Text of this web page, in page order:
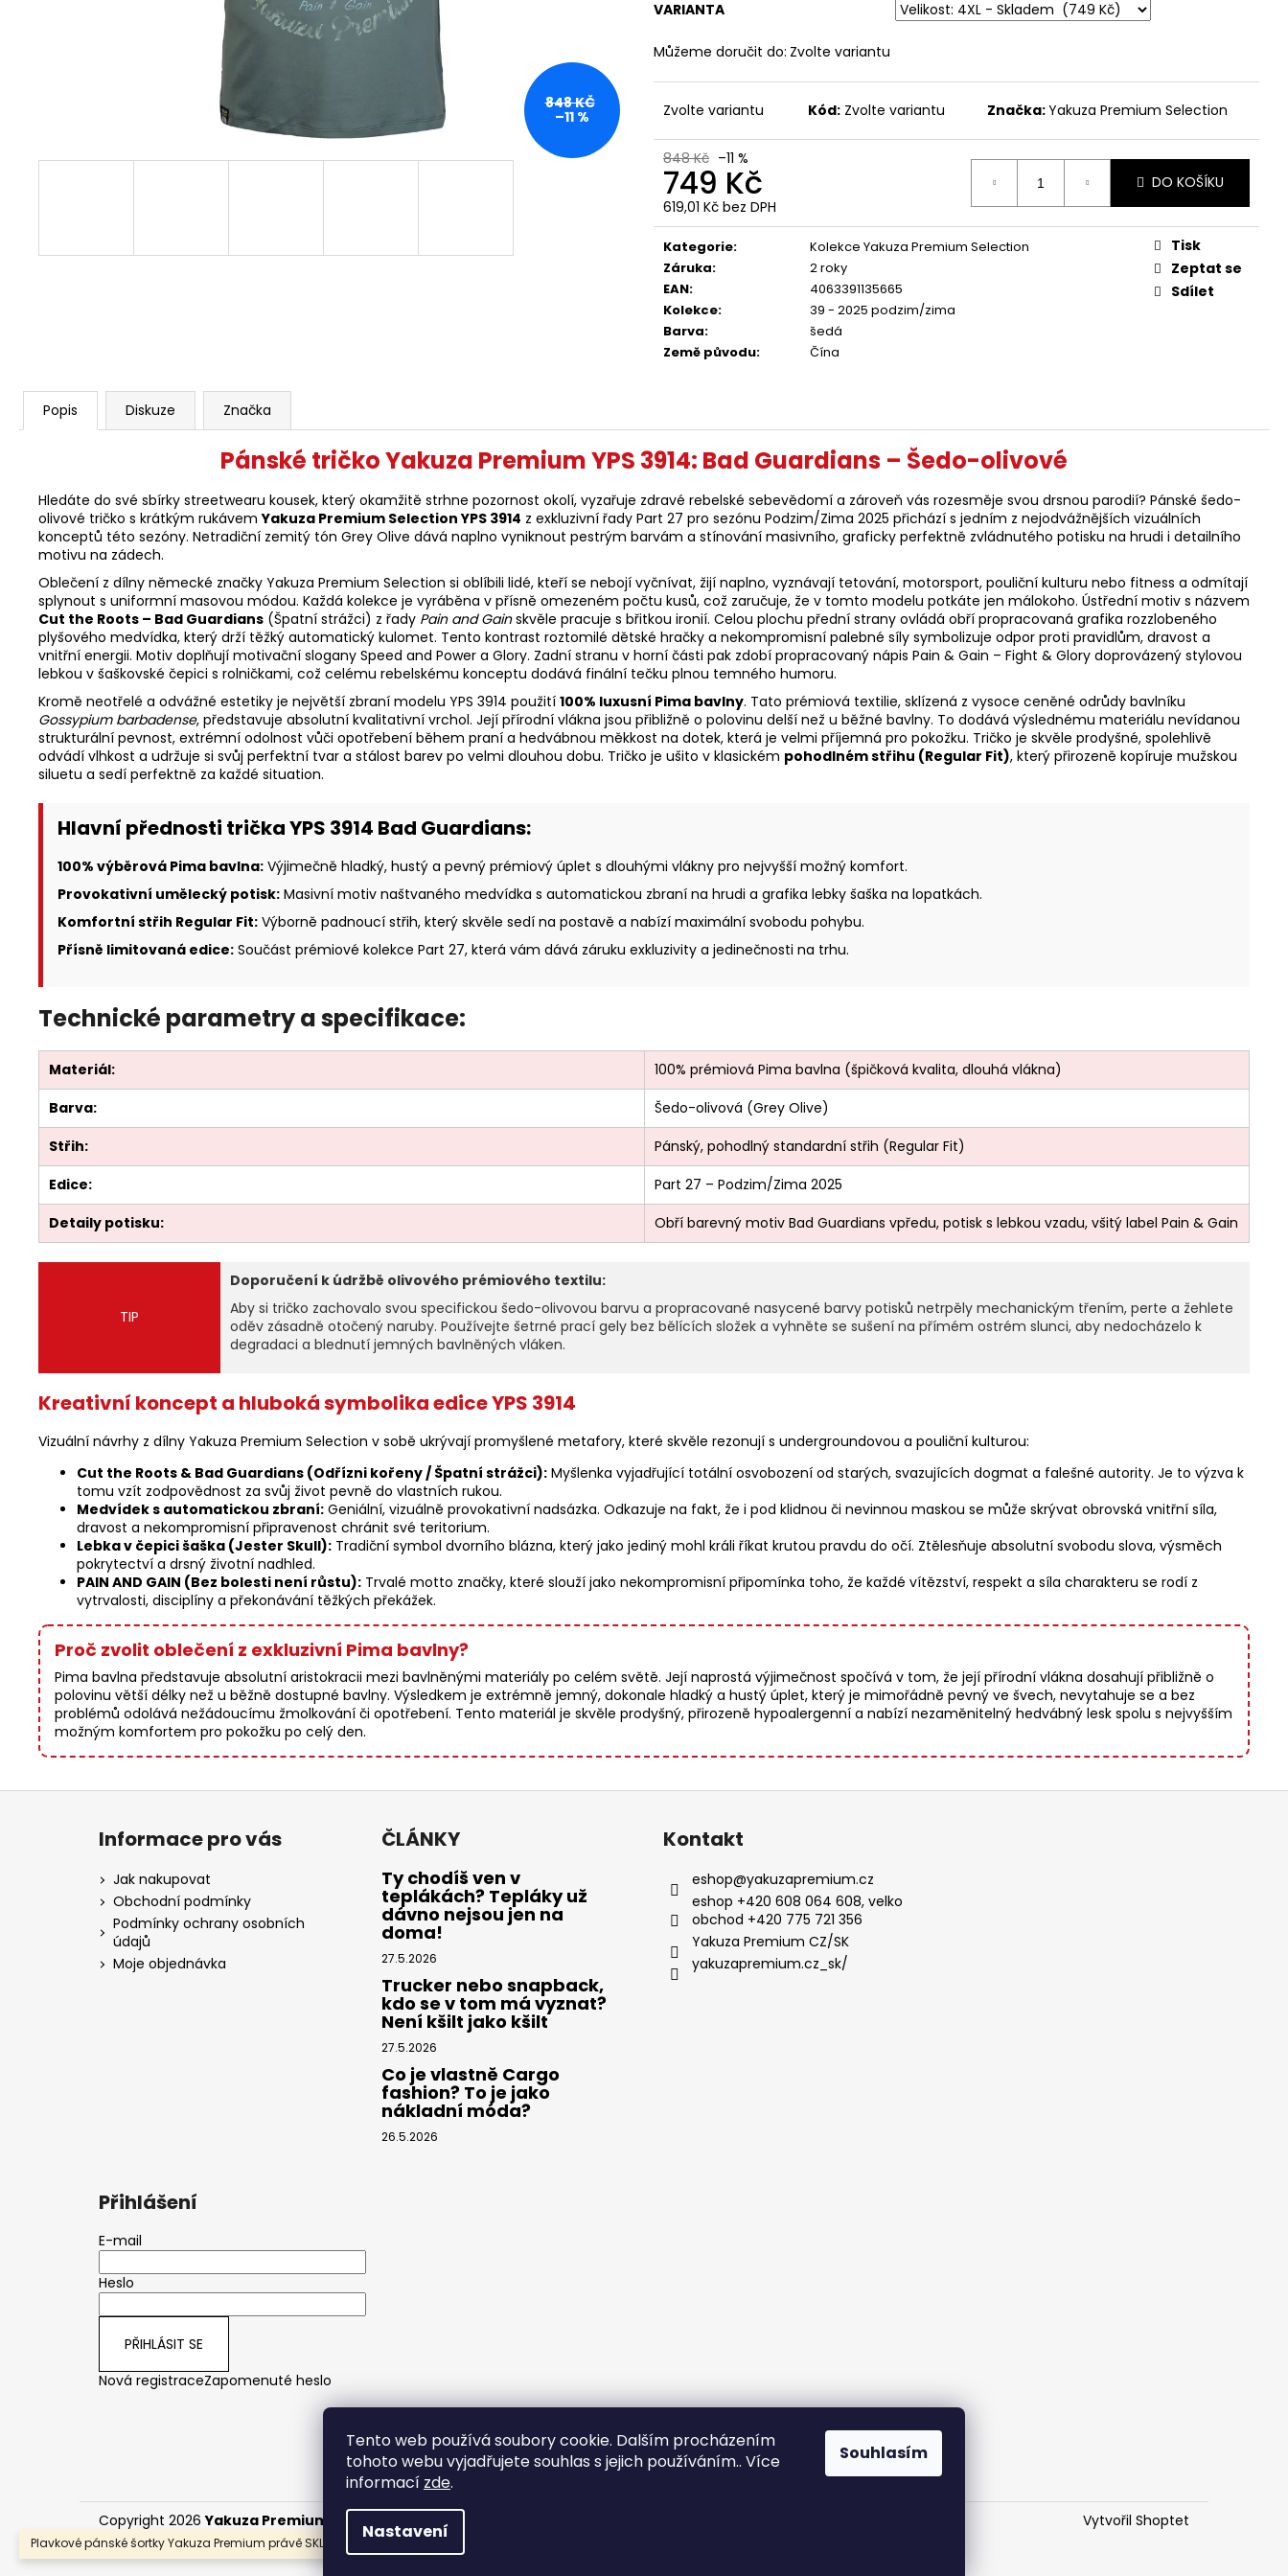
Tento web používá soubory cookie. Dalším procházením
tohoto webu vyjadřujete souhlas s jejich používáním.. Více
informací zde.
Nastavení
Souhlasím
Plavkové pánské šortky Yakuza Premium právě SKLADEM
VARIANTA
Můžeme doručit do: Zvolte variantu
Zvolte variantu Kód: Zvolte variantu Značka:Yakuza Premium Selection
848 Kč –11 %
749 Kč
619,01 Kč bez DPH
Měrná
cena:
DO KOŠÍKU
Kategorie:
Kolekce Yakuza Premium Selection
Záruka:
2 roky
EAN:
4063391135665
Kolekce:
39 - 2025 podzim/zima
Barva:
šedá
Země původu: Čína
Tisk
Zeptat se
Sdílet
848 KČ
–11 %
Popis Diskuze Značka
Pánské tričko Yakuza Premium YPS 3914: Bad Guardians – Šedo-olivové
Hledáte do své sbírky streetwearu kousek, který okamžitě strhne pozornost okolí, vyzařuje zdravé rebelské sebevědomí a zároveň vás rozesměje svou drsnou parodií? Pánské šedo-
olivové tričko s krátkým rukávemYakuza Premium Selection YPS 3914 z exkluzivní řady Part 27 pro sezónu Podzim/Zima 2025 přichází s jedním z nejodvážnějších vizuálních
konceptů této sezóny. Netradiční zemitý tón Grey Olive dává naplno vyniknout pestrým barvám a stínování masivního, graficky perfektně zvládnutého potisku na hrudi i detailního
motivu na zádech.
Oblečení z dílny německé značky Yakuza Premium Selection si oblíbili lidé, kteří se nebojí vyčnívat, žijí naplno, vyznávají tetování, motorsport, pouliční kulturu nebo fitness a odmítají
splynout s uniformní masovou módou. Každá kolekce je vyráběna v přísně omezeném počtu kusů, což zaručuje, že v tomto modelu potkáte jen málokoho. Ústřední motiv s názvem
Cut the Roots – Bad Guardians (Špatní strážci) z řady Pain and Gainskvěle pracuje s břitkou ironií. Celou plochu přední strany ovládá obří propracovaná grafika rozzlobeného
plyšového medvídka, který drží těžký automatický kulomet. Tento kontrast roztomilé dětské hračky a nekompromisní palebné síly symbolizuje odpor proti pravidlům, dravost a
vnitřní energii. Motiv doplňují motivační slogany Speed and Power a Glory. Zadní stranu v horní části pak zdobí propracovaný nápis Pain & Gain – Fight & Glory doprovázený stylovou
lebkou v šaškovské čepici s rolničkami, což celému rebelskému konceptu dodává finální tečku plnou temného humoru.
Kromě neotřelé a odvážné estetiky je největší zbraní modelu YPS 3914 použití 100% luxusní Pima bavlny. Tato prémiová textilie, sklízená z vysoce ceněné odrůdy bavlníku
Gossypium barbadense, představuje absolutní kvalitativní vrchol. Její přírodní vlákna jsou přibližně o polovinu delší než u běžné bavlny. To dodává výslednému materiálu nevídanou
strukturální pevnost, extrémní odolnost vůči opotřebení během praní a hedvábnou měkkost na dotek, která je velmi příjemná pro pokožku. Tričko je skvěle prodyšné, spolehlivě
odvádí vlhkost a udržuje si svůj perfektní tvar a stálost barev po velmi dlouhou dobu. Tričko je ušito v klasickém pohodlném střihu (Regular Fit), který přirozeně kopíruje mužskou
siluetu a sedí perfektně za každé situation.
Hlavní přednosti trička YPS 3914 Bad Guardians:
100% výběrová Pima bavlna: Výjimečně hladký, hustý a pevný prémiový úplet s dlouhými vlákny pro nejvyšší možný komfort.
Provokativní umělecký potisk: Masivní motiv naštvaného medvídka s automatickou zbraní na hrudi a grafika lebky šaška na lopatkách.
Komfortní střih Regular Fit: Výborně padnoucí střih, který skvěle sedí na postavě a nabízí maximální svobodu pohybu.
Přísně limitovaná edice: Součást prémiové kolekce Part 27, která vám dává záruku exkluzivity a jedinečnosti na trhu.
Technické parametry a specifikace:
Materiál:
100% prémiová Pima bavlna (špičková kvalita, dlouhá vlákna)
Barva:
Šedo-olivová (Grey Olive)
Střih:
Pánský, pohodlný standardní střih (Regular Fit)
Edice:
Part 27 – Podzim/Zima 2025
Detaily potisku:
Obří barevný motiv Bad Guardians vpředu, potisk s lebkou vzadu, všitý label Pain & Gain
TIP
Doporučení k údržbě olivového prémiového textilu:
Aby si tričko zachovalo svou specifickou šedo-olivovou barvu a propracované nasycené barvy potisků netrpěly mechanickým třením, perte a žehlete
oděv zásadně otočený naruby. Používejte šetrné prací gely bez bělících složek a vyhněte se sušení na přímém ostrém slunci, aby nedocházelo k
degradaci a blednutí jemných bavlněných vláken.
Kreativní koncept a hluboká symbolika edice YPS 3914
Vizuální návrhy z dílny Yakuza Premium Selection v sobě ukrývají promyšlené metafory, které skvěle rezonují s undergroundovou a pouliční kulturou:
Cut the Roots & Bad Guardians (Odřízni kořeny / Špatní strážci): Myšlenka vyjadřující totální osvobození od starých, svazujících dogmat a falešné autority. Je to výzva k
tomu vzít zodpovědnost za svůj život pevně do vlastních rukou.
Medvídek s automatickou zbraní: Geniální, vizuálně provokativní nadsázka. Odkazuje na fakt, že i pod klidnou či nevinnou maskou se může skrývat obrovská vnitřní síla,
dravost a nekompromisní připravenost chránit své teritorium.
Lebka v čepici šaška (Jester Skull): Tradiční symbol dvorního blázna, který jako jediný mohl králi říkat krutou pravdu do očí. Ztělesňuje absolutní svobodu slova, výsměch
pokrytectví a drsný životní nadhled.
PAIN AND GAIN (Bez bolesti není růstu): Trvalé motto značky, které slouží jako nekompromisní připomínka toho, že každé vítězství, respekt a síla charakteru se rodí z
vytrvalosti, disciplíny a překonávání těžkých překážek.
Proč zvolit oblečení z exkluzivní Pima bavlny?
Pima bavlna představuje absolutní aristokracii mezi bavlněnými materiály po celém světě. Její naprostá výjimečnost spočívá v tom, že její přírodní vlákna dosahují přibližně o
polovinu větší délky než u běžně dostupné bavlny. Výsledkem je extrémně jemný, dokonale hladký a hustý úplet, který je mimořádně pevný ve švech, nevytahuje se a bez
problémů odolává nežádoucímu žmolkování či opotřebení. Tento materiál je skvěle prodyšný, přirozeně hypoalergenní a nabízí nezaměnitelný hedvábný lesk spolu s nejvyšším
možným komfortem pro pokožku po celý den.
848 Kč
699 Kč
Původně:
Informace pro vás
Jak nakupovat
Obchodní podmínky
Podmínky ochrany osobních
údajů
Moje objednávka
ČLÁNKY
Ty chodíš ven v
teplákách? Tepláky už
dávno nejsou jen na
doma!
27.5.2026
Trucker nebo snapback,
kdo se v tom má vyznat?
Není kšilt jako kšilt
27.5.2026
Co je vlastně Cargo
fashion? To je jako
nákladní móda?
26.5.2026
Kontakt
eshop@yakuzapremium.cz
eshop +420 608 064 608, velko
obchod +420 775 721 356
Yakuza Premium CZ/SK
yakuzapremium.cz_sk/
Přihlášení
E-mail
Heslo
PŘIHLÁSIT SE
Nová registraceZapomenuté heslo
yps
Vytvořil Shoptet
Copyright 2026Yakuza Premium CZ/SK . Všechna práva vyhrazena.